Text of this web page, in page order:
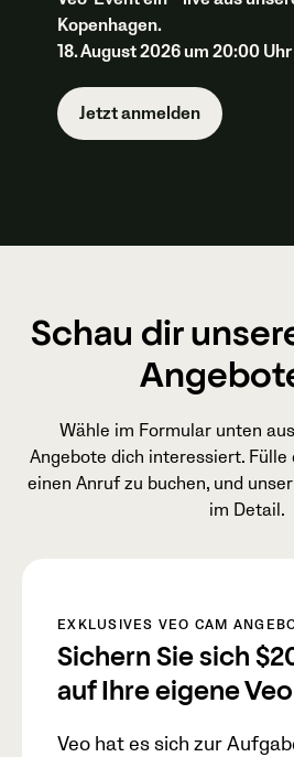
Kopenhagen.
18. August 2026 um 20:00 Uhr
Jetzt anmelden
Schau dir
Wähle im Formular unten
Angebote dich interessiert. Fülle
einen Anruf zu buchen, und
im Detail.
EXKLUSIVES VEO CAM
Sichern Sie sich
auf Ihre eigene
Veo hat es sich zur